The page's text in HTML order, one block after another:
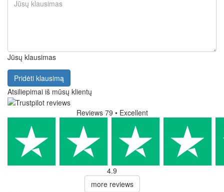
Jūsų klausimas
Pridėti klausimą
Atsiliepimai iš mūsų klientų
Reviews 79 • Excellent
4.9
more reviews